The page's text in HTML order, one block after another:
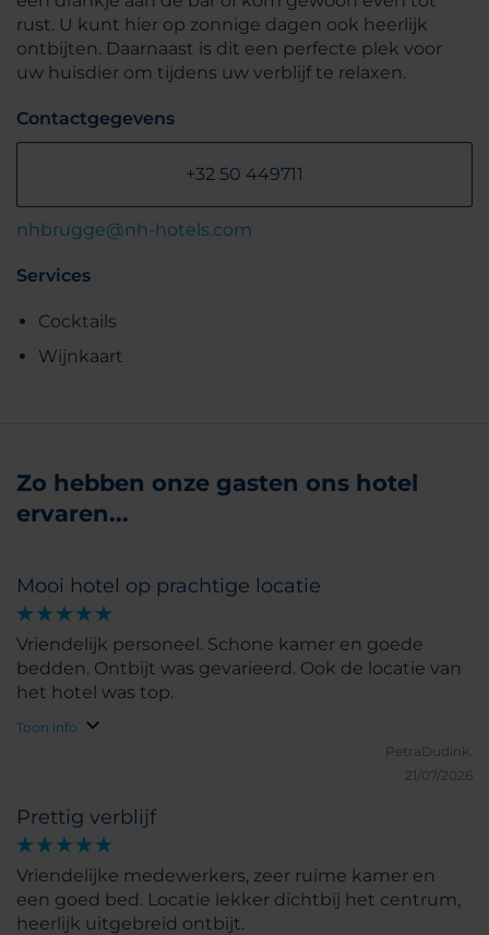
rust. U kunt hier op zonnige dagen ook heerlijk
ontbijten. Daarnaast is dit een perfecte plek voor
uw huisdier om tijdens uw verblijf te relaxen.
Contactgegevens
+32 50 449711
nhbrugge@nh-hotels.com
Services
Cocktails
Wijnkaart
Zo hebben onze gasten ons hotel
ervaren...
Mooi hotel op prachtige locatie
Vriendelijk personeel. Schone kamer en goede
bedden. Ontbijt was gevarieerd. Ook de locatie van
het hotel was top.
Toon info
PetraDudink.
21/07/2026
Prettig verblijf
Vriendelijke medewerkers, zeer ruime kamer en
een goed bed. Locatie lekker dichtbij het centrum,
heerlijk uitgebreid ontbijt.